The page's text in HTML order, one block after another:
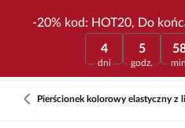
-20% kod: HOT20, Do
4
dni
5
godz.
Pierścionek kolorowy elastyczny z